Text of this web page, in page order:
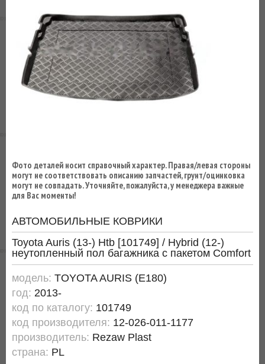
Фото деталей носит справочный характер. Правая/левая стороны
могут не соответствовать описанию запчастей, грунт/оцинковка
могут не совпадать. Уточняйте, пожалуйста, у менеджера важные
для Вас моменты!
АВТОМОБИЛЬНЫЕ КОВРИКИ
Toyota Auris (13-) Htb [101749] / Hybrid (12-)
неутопленный пол багажника с пакетом Сomfort
модель: TOYOTA AURIS (E180)
год: 2013-
код по каталогу: 101749
код производителя: 12-026-011-1177
производитель: Rezaw Plast
страна: PL